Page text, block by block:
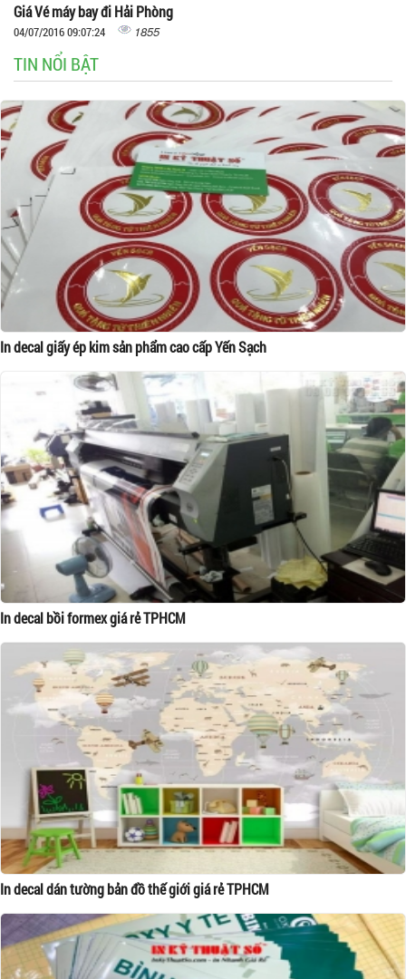
Giá Vé máy bay đi Hải Phòng
04/07/2016 09:07:24 1855
TIN NỔI BẬT
In decal giấy ép kim sản phẩm cao cấp Yến Sạch
In decal bồi formex giá rẻ TPHCM
In decal dán tường bản đồ thế giới giá rẻ TPHCM